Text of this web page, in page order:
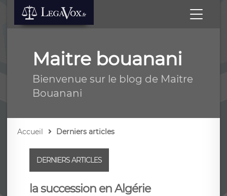
Maitre bouanani
Bienvenue sur le blog de Maitre
Bouanani
Accueil Derniers articles
DERNIERS ARTICLES
la succession en Algérie